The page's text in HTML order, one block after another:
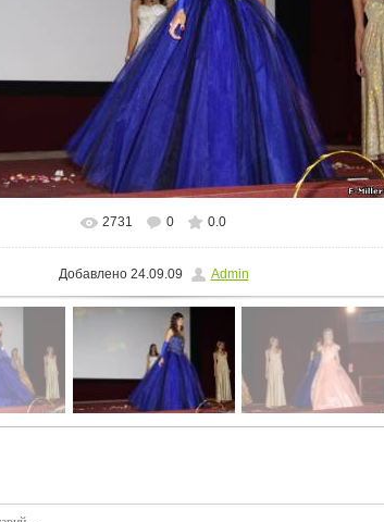
В реальном размере 800x533
2731 0 0.0
Добавлено24.09.09 Admin